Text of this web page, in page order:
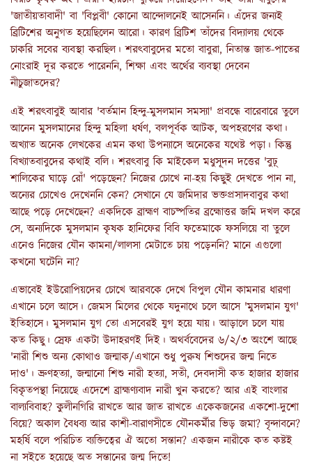
'জাতীয়তাবাদী' বা 'বিপ্লবী' কোনো আন্দোলনেই আসেননি। এঁদের জন্যই
ব্রিটিশের অনুগত হয়েছিলেন আরো। কারণ ব্রিটিশ তাঁদের বিদ্যালয় থেকে
চাকরি সবের ব্যবস্থা করছিল। শরৎবাবুদের মতো বাবুরা, নিতান্ত জাত-পাতের
নোংরাই দূর করতে পারেননি, শিক্ষা এবং অর্থের ব্যবস্থা দেবেন
নীচুজাতদের?
এই শরৎবাবুই আবার 'বর্তমান হিন্দু-মুসলমান সমস্যা' প্রবন্ধে বারেবারে তুলে
আনেন মুসলমানের হিন্দু মহিলা ধর্ষণ, বলপূর্বক আটক, অপহরণের কথা।
অখ্যাত অনেক লেখকের এমন কথা উপন্যাসে অনেকের যথেষ্ট পড়া। কিন্তু
বিখ্যাতবাবুদের কথাই বলি। শরৎবাবু কি মাইকেল মধুসূদন দত্তের 'বুঢ়্‌
শালিকের ঘাড়ে রোঁ' পড়েছেন? নিজের চোখে না-হয় কিছুই দেখতে পান না,
অন্যের চোখেও দেখেননি কেন? সেখানে যে জমিদার ভক্তপ্রসাদবাবুর কথা
আছে পড়ে দেখেছেন? একদিকে ব্রাহ্মণ বাচষ্পতির ব্রহ্মোত্তর জমি দখল করে
সে, অন্যদিকে মুসলমান কৃষক হানিফের বিবি ফতেমাকে ফসলিয়ে বা তুলে
এনেও নিজের যৌন কামনা/লালসা মেটাতে চায় পড়েননি? মানে এগুলো
কখনো ঘটেনি না?
এভাবেই ইউরোপিয়দের চোখে আরবকে দেখে বিপুল যৌন কামনার ধারণা
এখানে চলে আসে। জেমস মিলের থেকে যদুনাথে চলে আসে 'মুসলমান যুগ'
ইতিহাসে। মুসলমান যুগ তো এসবেরই যুগ হয়ে যায়। আড়ালে চলে যায়
কত কিছু। স্রেফ একটা উদাহরণই দিই। অথর্ববেদের ৬/২/৩ অংশে আছে
'নারী শিশু অন্য কোথাও জন্মাক/এখানে শুধু পুরুষ শিশুদের জন্ম নিতে
দাও'। ভ্রুণহত্যা, জন্মানো শিশু নারী হত্যা, সতী, দেবদাসী কত হাজার হাজার
বিকৃতপন্থা নিয়েছে এদেশে ব্রাহ্মণ্যবাদ নারী খুন করতে? আর এই বাংলার
বাল্যবিবাহ? কুলীনগিরি রাখতে আর জাত রাখতে একেকজনের একশো-দুশো
বিয়ে? অকাল বৈধব্য আর কাশী-বারাণসীতে যৌনকর্মীর ভিড় জমা? বৃন্দাবনে?
মহর্ষি বলে পরিচিত ব্যক্তিত্বের ঐ অতো সন্তান? একজন নারীকে কত কষ্টই
না সইতে হয়েছে অত সন্তানের জন্ম দিতে!